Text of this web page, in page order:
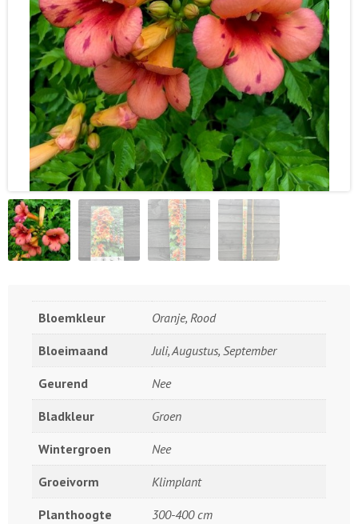
Bloemkleur Oranje, Rood
Bloeimaand Juli, Augustus, September
Geurend Nee
Bladkleur Groen
Wintergroen Nee
Groeivorm Klimplant
Planthoogte 300-400 cm